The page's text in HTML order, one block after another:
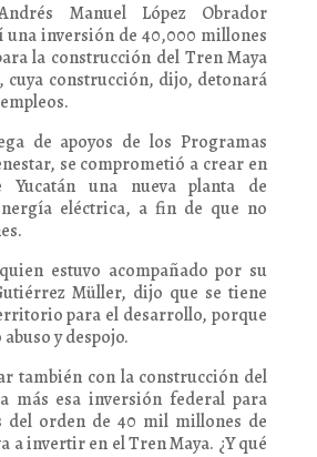
Manuel López Obrador
una inversión de 40,000 millones
la construcción del Tren Maya
cuya construcción, dijo, detonará
de apoyos de los Programas
se comprometió a crear en
Yucatán una nueva planta de
eléctrica, a fin de que no
estuvo acompañado por su
Müller, dijo que se tiene
para el desarrollo, porque
y despojo.
también con la construcción del
más esa inversión federal para
del orden de 40 mil millones de
a invertir en el Tren Maya. ¿Y qué